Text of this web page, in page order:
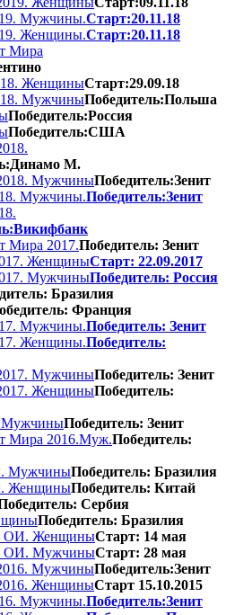
Мужчины.Старт:20.11.18
Женщины.Старт:20.11.18
Мира
ЖенщиныСтарт:29.09.18
МужчиныПобедитель:Польша
Победитель:Россия
Победитель:США
М.
МужчиныПобедитель:Зенит
Мужчины.Победитель:Зенит
Мира 2017.Победитель: Зенит
ЖенщиныСтарт: 22.09.2017
МужчиныПобедитель: Россия
Бразилия
Франция
Мужчины.Победитель: Зенит
Женщины.Победитель:
МужчиныПобедитель: Зенит
ЖенщиныПобедитель:
МужчиныПобедитель: Зенит
Мира 2016.Муж.Победитель:
МужчиныПобедитель: Бразилия
ЖенщиныПобедитель: Китай
Сербия
Победитель: Бразилия
ОИ. ЖенщиныСтарт: 14 мая
ОИ. МужчиныСтарт: 28 мая
МужчиныПобедитель:Зенит
ЖенщиныСтарт 15.10.2015
Мужчины.Победитель:Зенит